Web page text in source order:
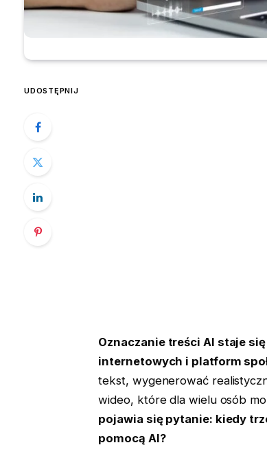
UDOSTĘPNIJ
Oznaczanie treści AI staje
internetowych i platform
tekst, wygenerować
wideo, które dla wielu osób
pojawia się pytanie: kiedy
pomocą AI?